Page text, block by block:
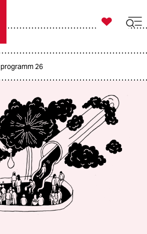
taz zahl ich

taz zahl ich
programm 26